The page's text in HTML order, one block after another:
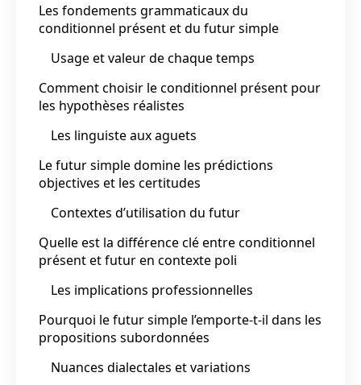
Les fondements grammaticaux du
conditionnel présent et du futur simple
Usage et valeur de chaque temps
Comment choisir le conditionnel présent pour
les hypothèses réalistes
Les linguiste aux aguets
Le futur simple domine les prédictions
objectives et les certitudes
Contextes d’utilisation du futur
Quelle est la différence clé entre conditionnel
présent et futur en contexte poli
Les implications professionnelles
Pourquoi le futur simple l’emporte-t-il dans les
propositions subordonnées
Nuances dialectales et variations